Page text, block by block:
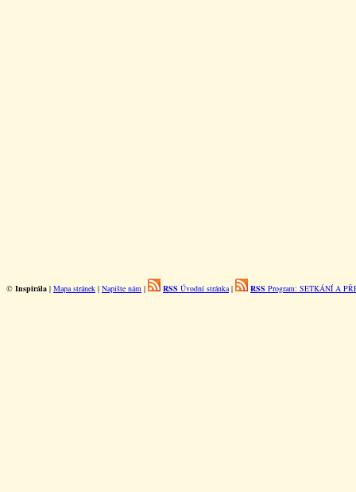
© Inspirála | Mapa stránek | Napište nám | RSS Úvodní stránka| RSS Program: SETKÁNÍ A